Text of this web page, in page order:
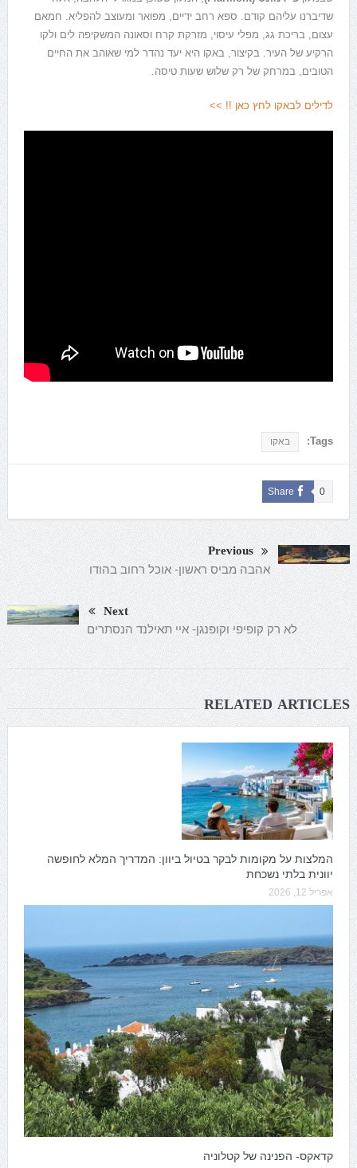
שדיברנו עליהם קודם. ספא רחב ידיים, מפואר ומעוצב להפליא. חמאם
עצום, בריכת גג, מפלי עיסוי, מזרקת קרח וסאונה המשקיפה לים ולקו
הרקיע של העיר. בקיצור, באקו היא יעד נהדר למי שאוהב את החיים
הטובים, במרחק של רק שלוש שעות טיסה.
לדילים לבאקו לחץ כאן !! >>
Tags: באקו
Share 0
Previous
אהבה מביס ראשון- אוכל רחוב בהודו
Next
לא רק קופיפי וקופנגן- איי תאילנד הנסתרים
RELATED ARTICLES
המלצות על מקומות לבקר בטיול ביוון: המדריך המלא לחופשה
יוונית בלתי נשכחת
אפריל 12, 2026
קדאקס- הפנינה של קטלוניה